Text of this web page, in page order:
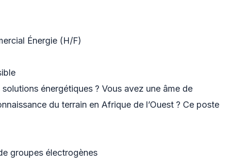
Énergie (H/F)
énergétiques ? Vous avez une âme de
du terrain en Afrique de l’Ouest ? Ce poste
groupes électrogènes